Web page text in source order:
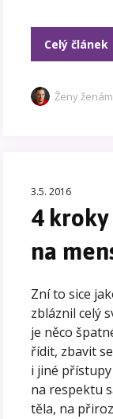
Celý článek
Ženy ženám
3.5. 2016
4
na
Zní to sice
zbláznil celý
je něco
řídit, zbavit
i jiné
na respektu
těla, na